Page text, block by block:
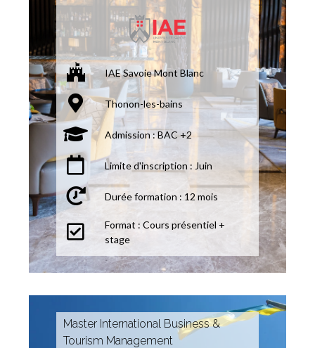
IAE Savoie Mont Blanc
Thonon-les-bains
Admission : BAC +2
Limite d'inscription : Juin
Durée formation : 12 mois
Format : Cours présentiel +
stage
Master International Business &
Tourism Management